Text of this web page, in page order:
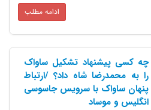
ادامه مطلب
چه کسی پیشنهاد تشکیل ساواک
را به محمدرضا شاه داد؟ /ارتباط
پنهان ساواک با سرویس جاسوسی
انگلیس و موساد